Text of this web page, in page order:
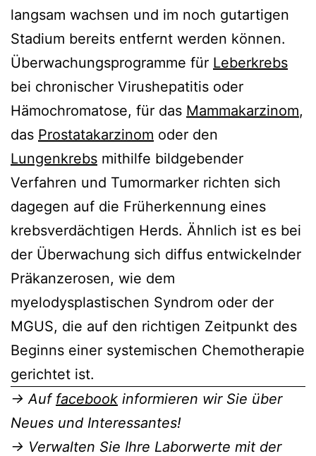
langsam wachsen und im noch gutartigen
Stadium bereits entfernt werden können.
Überwachungsprogramme für Leberkrebs
bei chronischer Virushepatitis oder
Hämochromatose, für das Mammakarzinom,
das Prostatakarzinom oder den
Lungenkrebs mithilfe bildgebender
Verfahren und Tumormarker richten sich
dagegen auf die Früherkennung eines
krebsverdächtigen Herds. Ähnlich ist es bei
der Überwachung sich diffus entwickelnder
Präkanzerosen, wie dem
myelodysplastischen Syndrom oder der
MGUS, die auf den richtigen Zeitpunkt des
Beginns einer systemischen Chemotherapie
gerichtet ist.
→ Auf facebook informieren wir Sie über
Neues und Interessantes!
→ Verwalten Sie Ihre Laborwerte mit der